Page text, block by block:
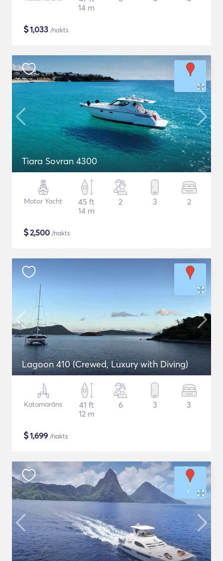
14 m
$1,033 /nakts
Tiara Sovran 4300
Motor Yacht
45 ft
14 m
2 3 2
$2,500 /nakts
Lagoon 410 (Crewed, Luxury with Diving)
Katamarāns
41 ft
12 m
6 3 3
$1,699 /nakts